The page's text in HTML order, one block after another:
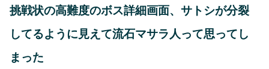
挑戦状の高難度のボス詳細画面、サトシが分裂
してるように見えて流石マサラ人って思ってし
まった